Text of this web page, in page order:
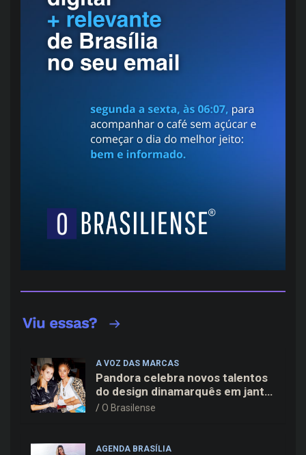
A VOZ DAS MARCAS
Pandora celebra novos talentos
do design dinamarquês em jantar
exclusivo no restaurante Daphne
O Brasilense
AGENDA BRASÍLIA